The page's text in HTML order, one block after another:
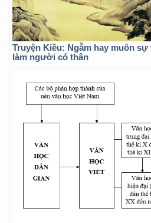
Truyện Kiều: Ngẫm hay muôn
làm người có thân